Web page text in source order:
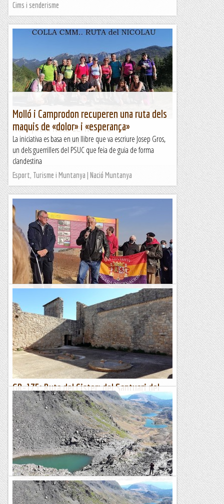
Cims i senderisme
Hem fet la Ruta del Nicolau
&nb...
Petjacims
Molló i Camprodon recuperen una ruta dels
maquis de «dolor» i «esperança»
La iniciativa es basa en un llibre que va escriure Josep Gros,
un dels guerrillers del PSUC que feia de guia de forma
clandestina
Esport, Turisme i Muntanya | Nació Muntanya
Inauguració de la ruta robert capa a aitona
Fa tres anys vam tenir ocasió d'anar a la Serra Brisa amb en
Pol Galitó que ens va ensenyar els indrets que va fotografiar
en Robert Capa en l0fesinva republicana en el...
Excursions del Joan Ramon
GR-175: Ruta del Cister: del Santuari del
Tallat a Vallbona de les Monges (798 m)
Dissabte 23 d’octubre de 2021Hora de sortida: Set del matí.
Ubicació: Comarca de l’Urgell. Temps aproximat: 3 h (9,4
km) Desnivell: 38 m (acumulat) ...
Maifemcim.cat
Pic carlit (2921 mts) i ruta dels 12 llacs